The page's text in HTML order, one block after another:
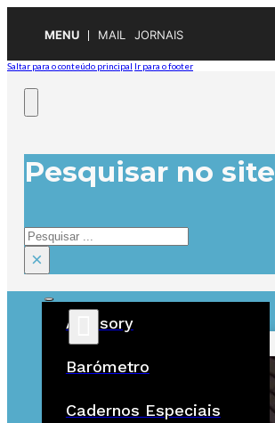
MENU MAIL JORNAIS
Saltar para o conteúdo principal Ir para o footer
Pesquisar no site
Pesquisar
×
Advisory
Barómetro
Cadernos Especiais
ÚLTIMAS